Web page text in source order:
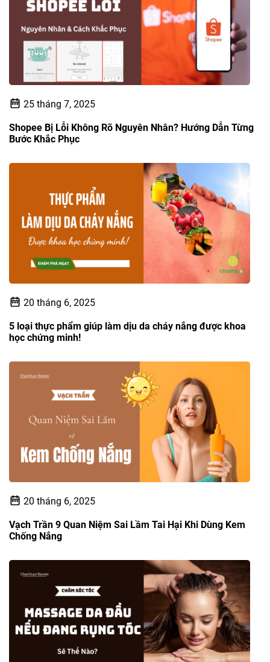
25 tháng 7, 2025
Shopee Bị Lỗi Không Rõ Nguyên Nhân? Hướng Dẫn Từng
Bước Khắc Phục
20 tháng 6, 2025
5 loại thực phẩm giúp làm dịu da cháy nắng được khoa
học chứng minh!
20 tháng 6, 2025
Vạch Trần 9 Quan Niệm Sai Lầm Tai Hại Khi Dùng Kem
Chống Nắng